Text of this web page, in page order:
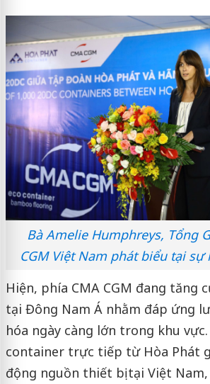
Bà Amelie Humphreys, Tổng
CGM Việt Nam phát biểu tại sự
Hiện, phía CMA CGM đang tăng
tại Đông Nam Á nhằm đáp ứng
hóa ngày càng lớn trong khu
container trực tiếp từ Hòa Phát
động nguồn thiết bị tại Việt